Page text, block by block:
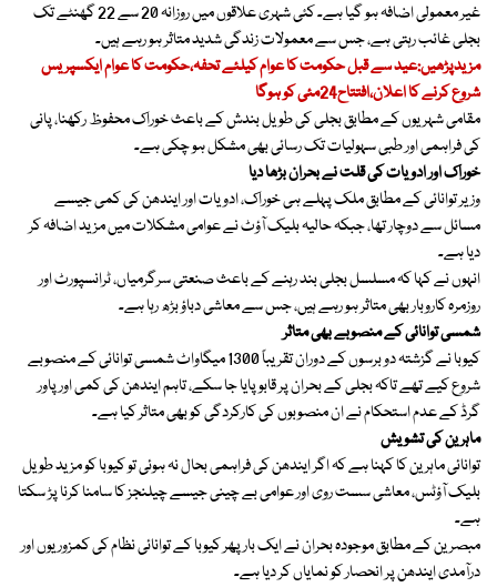
غیر معمولی اضافہ ہو گیا ہے۔ کئی شہری علاقوں میں روزانہ 20 سے 22 گھنٹے تک
بجلی غائب رہتی ہے، جس سے معمولات زندگی شدید متاثر ہو رہے ہیں۔
مزیدپڑھیں:عید سے قبل حکومت کا عوام کیلئے تحفہ،حکومت کا عوام ایکسپریس
شروع کرنے کا اعلان،افتتاح24مئی کو ہوگا
مقامی شہریوں کے مطابق بجلی کی طویل بندش کے باعث خوراک محفوظ رکھنا، پانی
کی فراہمی اور طبی سہولیات تک رسائی بھی مشکل ہو چکی ہے۔
خوراک اور ادویات کی قلت نے بحران بڑھا دیا
وزیر توانائی کے مطابق ملک پہلے ہی خوراک، ادویات اور ایندھن کی کمی جیسے
مسائل سے دوچار تھا، جبکہ حالیہ بلیک آؤٹ نے عوامی مشکلات میں مزید اضافہ کر
دیا ہے۔
انہوں نے کہا کہ مسلسل بجلی بند رہنے کے باعث صنعتی سرگرمیاں، ٹرانسپورٹ اور
روزمرہ کاروبار بھی متاثر ہو رہے ہیں، جس سے معاشی دباؤ بڑھ رہا ہے۔
شمسی توانائی کے منصوبے بھی متاثر
کیوبا نے گزشتہ دو برسوں کے دوران تقریباً 1300 میگاواٹ شمسی توانائی کے منصوبے
شروع کیے تھے تاکہ بجلی کے بحران پر قابو پایا جا سکے، تاہم ایندھن کی کمی اور پاور
گرڈ کے عدم استحکام نے ان منصوبوں کی کارکردگی کو بھی متاثر کیا ہے۔
ماہرین کی تشویش
توانائی ماہرین کا کہنا ہے کہ اگر ایندھن کی فراہمی بحال نہ ہوئی تو کیوبا کو مزید طویل
بلیک آؤٹس، معاشی سست روی اور عوامی بے چینی جیسے چیلنجز کا سامنا کرنا پڑ سکتا
ہے۔
مبصرین کے مطابق موجودہ بحران نے ایک بار پھر کیوبا کے توانائی نظام کی کمزوریوں اور
درآمدی ایندھن پر انحصار کو نمایاں کر دیا ہے۔